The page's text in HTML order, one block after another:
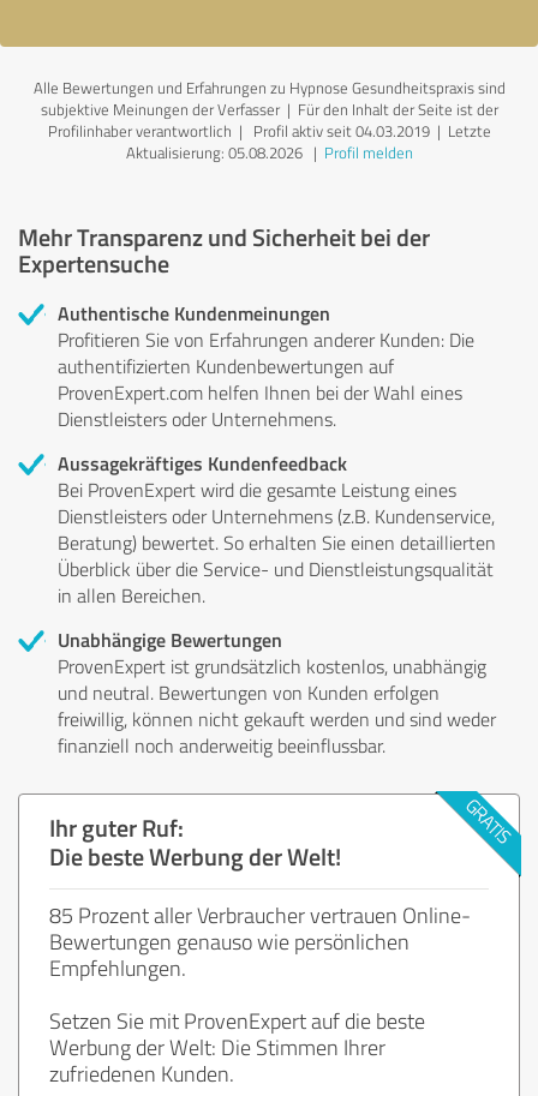
Alle Bewertungen und Erfahrungen zu Hypnose Gesundheitspraxis sind
subjektive Meinungen der Verfasser | Für den Inhalt der Seite ist der
Profilinhaber verantwortlich | Profil aktiv seit 04.03.2019 | Letzte
Aktualisierung: 05.08.2026| Profil melden
Mehr Transparenz und Sicherheit bei der
Expertensuche
Authentische Kundenmeinungen
Profitieren Sie von Erfahrungen anderer Kunden: Die
authentifizierten Kundenbewertungen auf
ProvenExpert.com helfen Ihnen bei der Wahl eines
Dienstleisters oder Unternehmens.
Aussagekräftiges Kundenfeedback
Bei ProvenExpert wird die gesamte Leistung eines
Dienstleisters oder Unternehmens (z.B. Kundenservice,
Beratung) bewertet. So erhalten Sie einen detaillierten
Überblick über die Service- und Dienstleistungsqualität
in allen Bereichen.
Unabhängige Bewertungen
ProvenExpert ist grundsätzlich kostenlos, unabhängig
und neutral. Bewertungen von Kunden erfolgen
freiwillig, können nicht gekauft werden und sind weder
finanziell noch anderweitig beeinflussbar.
Ihr guter Ruf:
Die beste Werbung der Welt!
85 Prozent aller Verbraucher vertrauen Online-
Bewertungen genauso wie persönlichen
Empfehlungen.
Setzen Sie mit ProvenExpert auf die beste
Werbung der Welt: Die Stimmen Ihrer
zufriedenen Kunden.